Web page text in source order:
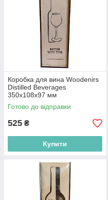
Коробка для вина Woodenirs
Distilled Beverages
350х108х97 мм
(4821313333670)
Готово до відправки
525 ₴
Купити